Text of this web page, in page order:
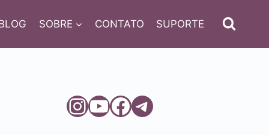
SOBRE CONTATO SUPORTE
Instagram
Youtube
Facebook
Telegram